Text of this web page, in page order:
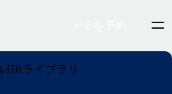
HRライブラリ